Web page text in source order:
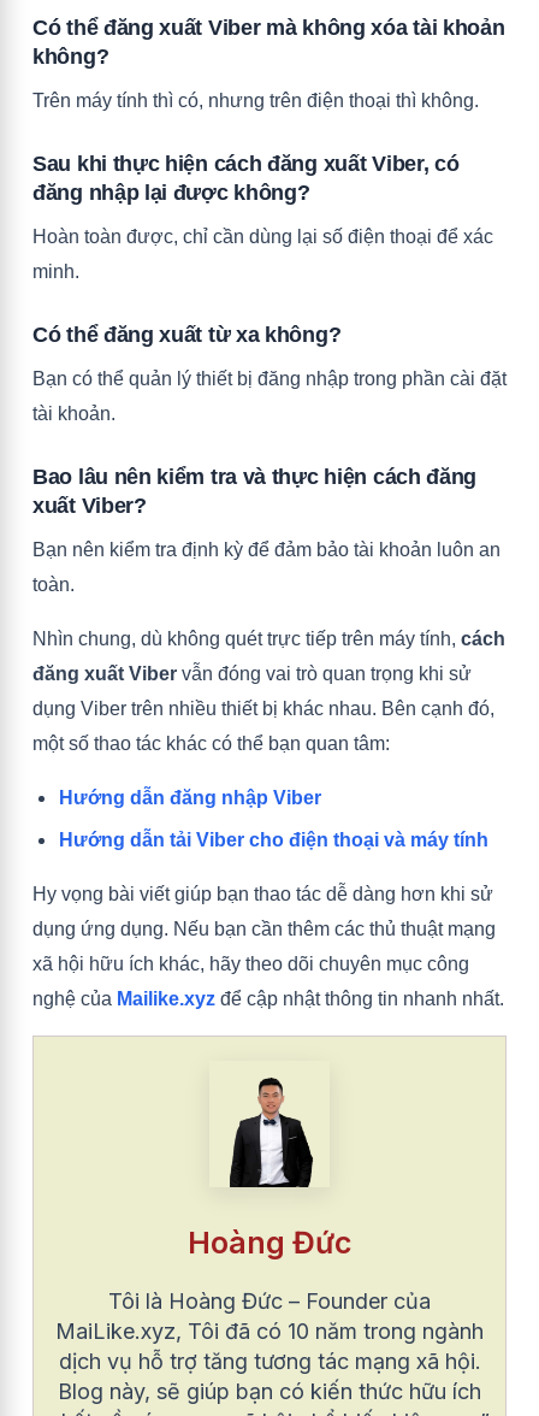
Có thể đăng xuất Viber mà không xóa tài khoản
không?
Trên máy tính thì có, nhưng trên điện thoại thì không.
Sau khi thực hiện cách đăng xuất Viber, có
đăng nhập lại được không?
Hoàn toàn được, chỉ cần dùng lại số điện thoại để xác
minh.
Có thể đăng xuất từ xa không?
Bạn có thể quản lý thiết bị đăng nhập trong phần cài đặt
tài khoản.
Bao lâu nên kiểm tra và thực hiện cách đăng
xuất Viber?
Bạn nên kiểm tra định kỳ để đảm bảo tài khoản luôn an
toàn.
Nhìn chung, dù không quét trực tiếp trên máy tính, cách
đăng xuất Viber vẫn đóng vai trò quan trọng khi sử
dụng Viber trên nhiều thiết bị khác nhau. Bên cạnh đó,
một số thao tác khác có thể bạn quan tâm:
Hướng dẫn đăng nhập Viber
Hướng dẫn tải Viber cho điện thoại và máy tính
Hy vọng bài viết giúp bạn thao tác dễ dàng hơn khi sử
dụng ứng dụng. Nếu bạn cần thêm các thủ thuật mạng
xã hội hữu ích khác, hãy theo dõi chuyên mục công
nghệ của Mailike.xyz để cập nhật thông tin nhanh nhất.
Hoàng Đức
Tôi là Hoàng Đức – Founder của
MaiLike.xyz, Tôi đã có 10 năm trong ngành
dịch vụ hỗ trợ tăng tương tác mạng xã hội.
Blog này, sẽ giúp bạn có kiến thức hữu ích